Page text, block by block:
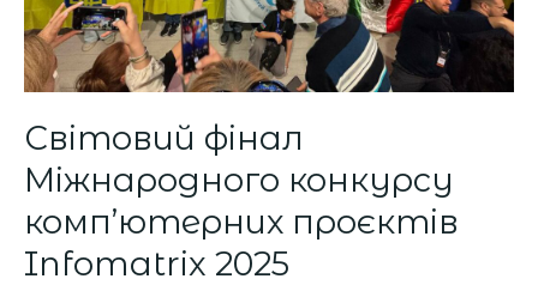
Світовий фінал
Міжнародного конкурсу
комп’ютерних проєктів
Infomatrix 2025